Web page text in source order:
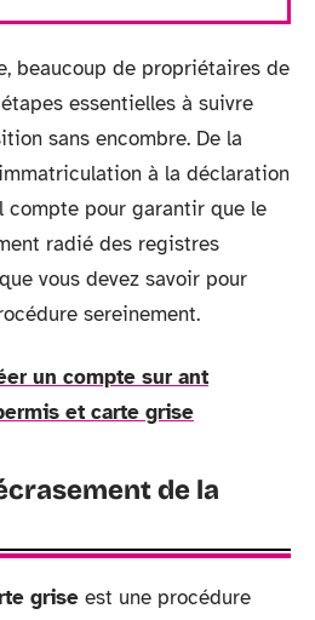
beaucoup de propriétaires de
essentielles à suivre
sans encombre. De la
à la déclaration
compte pour garantir que le
radié des registres
vous devez savoir pour
sereinement.
un compte sur ant
et carte grise
de la
grise est une procédure